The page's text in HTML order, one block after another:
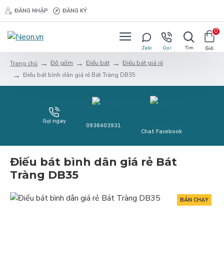
ĐĂNG NHẬP ĐĂNG KÝ
0
Trang chủ Đồ gốm Điếu bát
Điếu bát giá rẻ
Điếu bát bình dân giá rẻ Bát Tràng DB35
Gọi ngay
0936403931
Chat Facebook
Điếu bát bình dân giá rẻ Bát
Tràng DB35
BÁN CHẠY